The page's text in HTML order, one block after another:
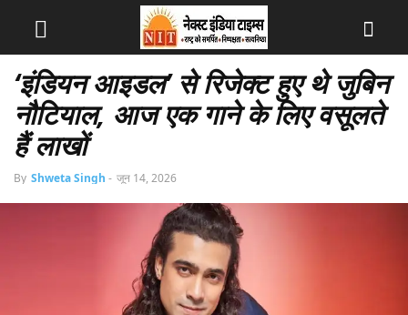
‘इंडियन आइडल’ से रिजेक्ट हुए थे जुबिन
नौटियाल, आज एक गाने के लिए वसूलते
हैं लाखों
By Shweta Singh - जून 14, 2026